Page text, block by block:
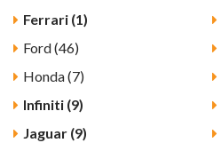
Ferrari (1)
Ford (46)
Honda (7)
Infiniti (9)
Jaguar (9)